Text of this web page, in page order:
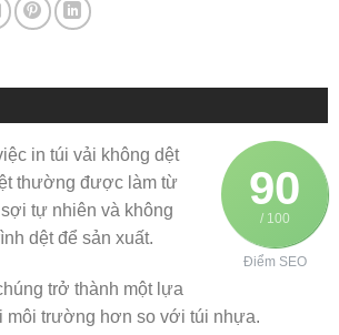
90
/ 100
Điểm SEO
in túi vải không dệt
thường được làm từ
tự nhiên và không
dệt để sản xuất.
trở thành một lựa
môi trường hơn so với túi nhựa.